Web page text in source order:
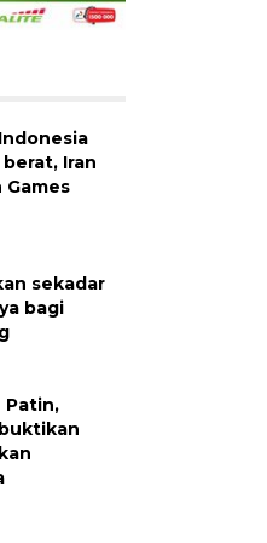
Iran
Games
sekadar
bagi
Patin,